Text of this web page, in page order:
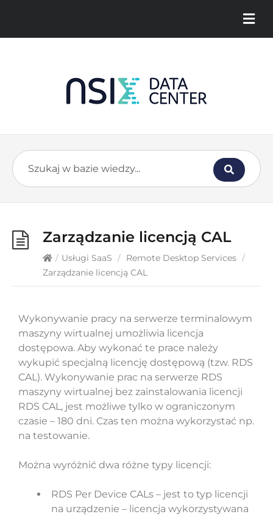
Zarządzanie licencją CAL
/ Usługi SaaS / Remote Desktop Services /
Zarządzanie licencją CAL
Wykonywanie pracy na serwerze terminalowym
maszyny wirtualnej umożliwia licencja
dostępowa. Aby wykonać te prace należy
wykupić specjalną licencję dostępową (tzw. RDS
CAL). Wykonywanie prac na serwerze RDS
maszyny wirtualnej bez zainstalowania licencji
RDS CAL, jest możliwe tylko w ograniczonym
czasie – 180 dni. Czas ten można wykorzystać np.
na testowanie.
Można wyróżnić dwa różne typy licencji:
RDS Per Device CALs – jest to typ licencji
na urządzenie – licencja wykorzystywana